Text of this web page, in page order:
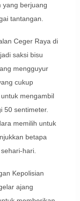
yang berjuang
tantangan.
Ceger Raya di
saksi bisu
mengguyur
cukup
mengambil
50 sentimeter.
memilih untuk
betapa
hari.
Kepolisian
ajang